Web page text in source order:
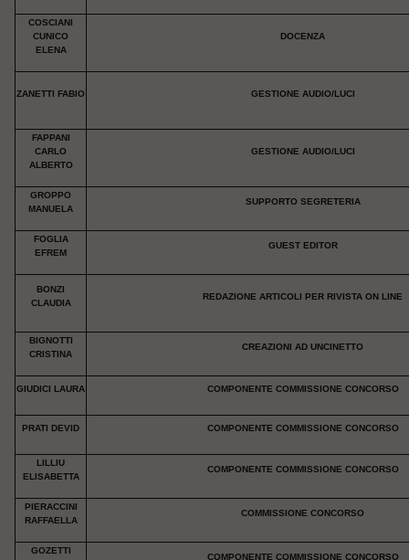
COSCIANI
CUNICO
ELENA
DOCENZA
ZANETTI FABIO GESTIONE AUDIO/LUCI
FAPPANI
CARLO
ALBERTO
GESTIONE AUDIO/LUCI
GROPPO
MANUELA
SUPPORTO SEGRETERIA
FOGLIA
EFREM
GUEST EDITOR
BONZI
CLAUDIA
REDAZIONE ARTICOLI PER RIVISTA ON LINE
BIGNOTTI
CRISTINA
CREAZIONI AD UNCINETTO
GIUDICI LAURA COMPONENTE COMMISSIONE CONCORSO
PRATI DEVID COMPONENTE COMMISSIONE CONCORSO
LILLIU
ELISABETTA
COMPONENTE COMMISSIONE CONCORSO
PIERACCINI
RAFFAELLA
COMMISSIONE CONCORSO
GOZETTI
COMPONENTE COMMISSIONE CONCORSO